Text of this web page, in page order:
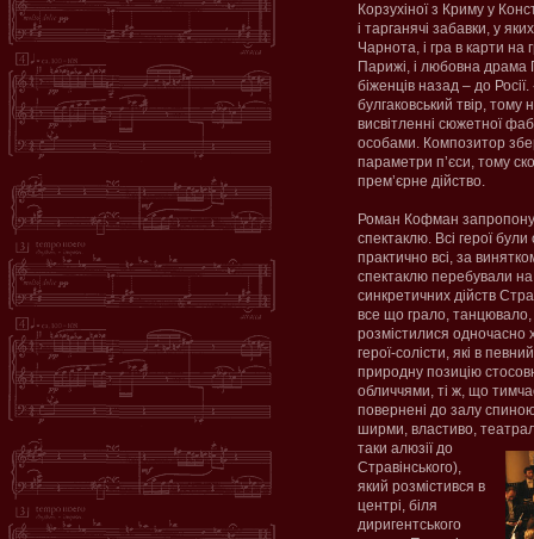
Корзухіної з Криму у
і тарганячі забавки, у
Чарнота, і гра в карти
Парижі, і любовна драма
біженців назад – до
булгаковський твір,
висвітленні сюжетної
особами. Композитор
параметри п’єси, тому
прем’єрне дійство.
Роман Кофман
спектаклю. Всі герої
практично всі, за
спектаклю перебували
синкретичних дійств
все що грало, танцювало,
розмістилися одночасно
герої-солісти, які в
природну позицію
обличчями, ті ж, що
повернені до залу
ширми, властиво,
таки алюзії до
Стравінського),
який розмістився в
центрі, біля
диригентського